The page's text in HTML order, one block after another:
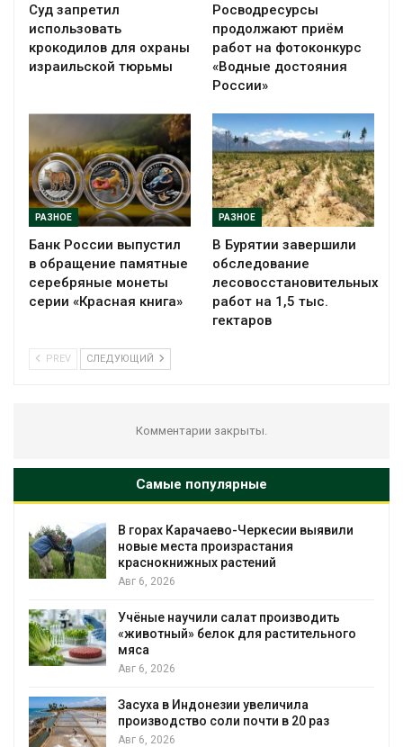
Суд запретил
использовать
крокодилов для охраны
израильской тюрьмы
Росводресурсы
продолжают приём
работ на фотоконкурс
«Водные достояния
России»
РАЗНОЕ
Банк России выпустил
в обращение памятные
серебряные монеты
серии «Красная книга»
РАЗНОЕ
В Бурятии завершили
обследование
лесовосстановительных
работ на 1,5 тыс.
гектаров
PREV СЛЕДУЮЩИЙ
Комментарии закрыты.
Самые популярные
В горах Карачаево-Черкесии выявили
новые места произрастания
краснокнижных растений
Авг 6, 2026
Учёные научили салат производить
«животный» белок для растительного
мяса
Авг 6, 2026
Засуха в Индонезии увеличила
производство соли почти в 20 раз
Авг 6, 2026